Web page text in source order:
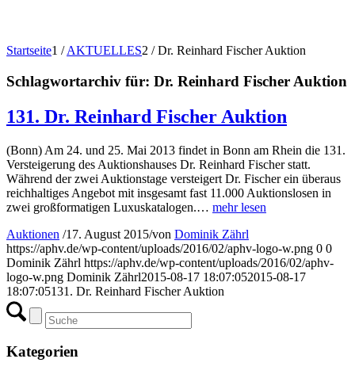
Startseite1 / AKTUELLES2 / Dr. Reinhard Fischer Auktion
Schlagwortarchiv für: Dr. Reinhard Fischer Auktion
131. Dr. Reinhard Fischer Auktion
(Bonn) Am 24. und 25. Mai 2013 findet in Bonn am Rhein die 131.
Versteigerung des Auktionshauses Dr. Reinhard Fischer statt.
Während der zwei Auktionstage versteigert Dr. Fischer ein überaus
reichhaltiges Angebot mit insgesamt fast 11.000 Auktionslosen in
zwei großformatigen Luxuskatalogen.… mehr lesen
Auktionen /17. August 2015/von Dominik Zährl
https://aphv.de/wp-content/uploads/2016/02/aphv-logo-w.png 0 0
Dominik Zährl https://aphv.de/wp-content/uploads/2016/02/aphv-
logo-w.png Dominik Zährl2015-08-17 18:07:052015-08-17
18:07:05131. Dr. Reinhard Fischer Auktion
Kategorien